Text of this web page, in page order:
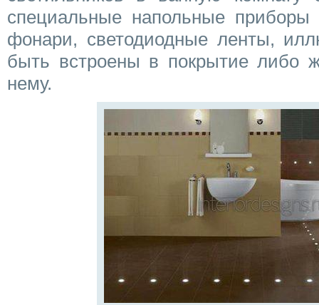
специальные напольные
фонари, светодиодные ленты,
быть встроены в покрытие либо
нему.